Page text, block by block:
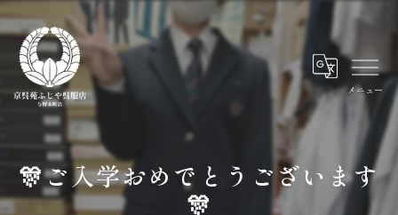
メニュー
🎊ご入学おめでとうございます
🎊